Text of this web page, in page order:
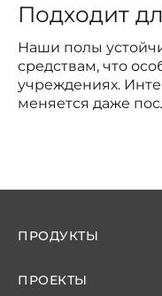
Подходит
Наши полы
средствам, что
учреждениях.
меняется даже
ПРОДУКТЫ
ПРОЕКТЫ